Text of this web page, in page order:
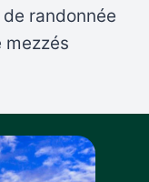
randonnée